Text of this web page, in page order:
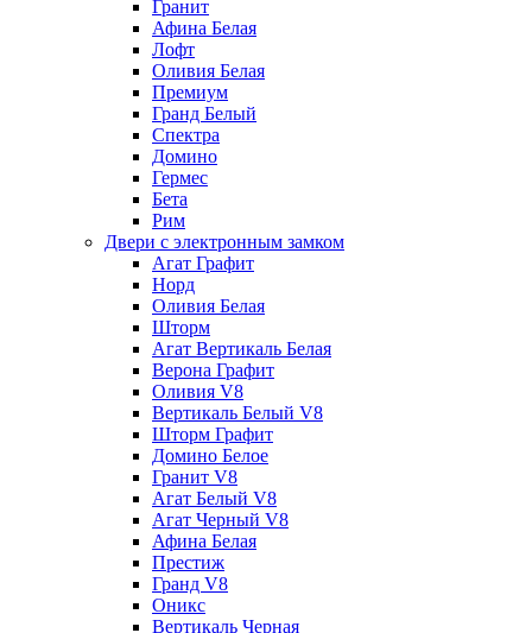
Гранит
Афина Белая
Лофт
Оливия Белая
Премиум
Гранд Белый
Спектра
Домино
Гермес
Бета
Рим
Двери с электронным замком
Агат Графит
Норд
Оливия Белая
Шторм
Агат Вертикаль Белая
Верона Графит
Оливия V8
Вертикаль Белый V8
Шторм Графит
Домино Белое
Гранит V8
Агат Белый V8
Агат Черный V8
Афина Белая
Престиж
Гранд V8
Оникс
Вертикаль Черная